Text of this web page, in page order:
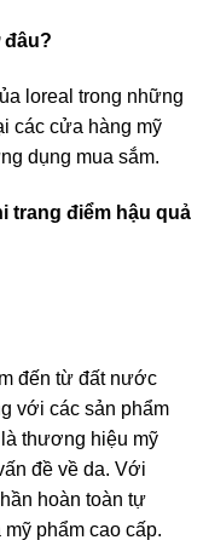
đâu?
loreal trong những
các cửa hàng mỹ
dụng mua sắm.
trang điểm hậu quả
đến từ đất nước
với các sản phẩm
thương hiệu mỹ
đề về da. Với
hoàn toàn tự
phẩm cao cấp.